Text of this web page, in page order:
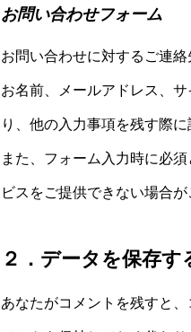
お問い合わせフォーム
お問い合わせに対するご連
お名前、メールアドレス、
り、他の入力事項を残す際
また、フォーム入力時に必
ビスをご提供できない場合が
２．データを保存す
あなたがコメントを残すと